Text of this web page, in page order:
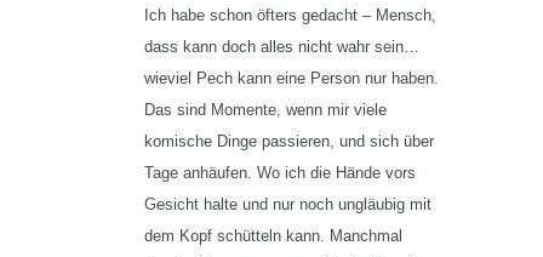
Ich habe schon öfters gedacht – Mensch,
dass kann doch alles nicht wahr sein…
wieviel Pech kann eine Person nur haben.
Das sind Momente, wenn mir viele
komische Dinge passieren, und sich über
Tage anhäufen. Wo ich die Hände vors
Gesicht halte und nur noch ungläubig mit
dem Kopf schütteln kann. Manchmal